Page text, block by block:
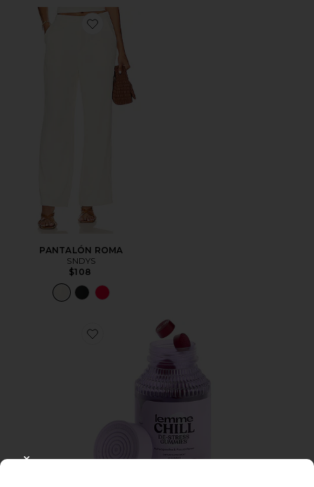
Favorite PANTALÓN ROMA
PANTALÓN ROMA
SNDYS
$108
Favorite GOMITAS DE VITAMINA CHILL